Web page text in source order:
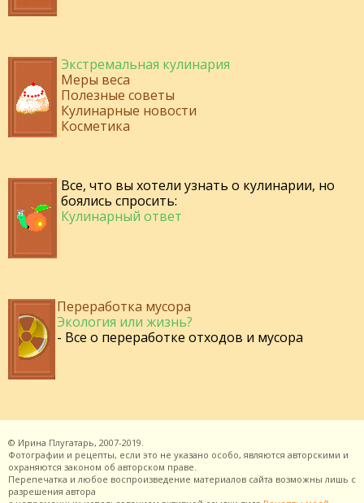
Экстремальная кулинария
Меры веса
Полезные советы
Кулинарные новости
Косметика
Все, что вы хотели узнать о кулинарии, но
боялись спросить:
Кулинарный ответ
Переработка мусора
Экология или жизнь?
- Все о переработке отходов и мусора
© Ирина Плугатарь, 2007-2019.
Фотографии и рецепты, если это не указано особо, являются авторскими и
охраняются законом об авторском праве.
Перепечатка и любое воспроизведение материалов сайта возможны лишь с
разрешения автора